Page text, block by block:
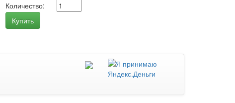
Количество:
Купить